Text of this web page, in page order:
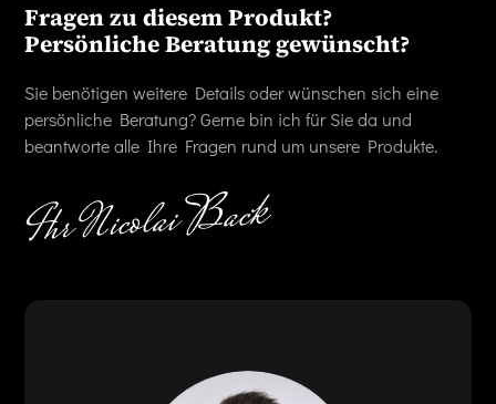
Fragen zu diesem Produkt?
Persönliche Beratung gewünscht?
Sie benötigen weitere Details oder wünschen sich eine
persönliche Beratung? Gerne bin ich für Sie da und
beantworte alle Ihre Fragen rund um unsere Produkte.